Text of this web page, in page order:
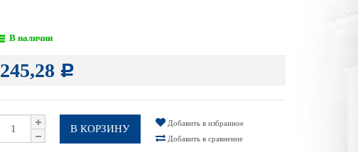
В наличии
245,28 Р
В КОРЗИНУ
Добавить в избранное
Добавить в сравнение